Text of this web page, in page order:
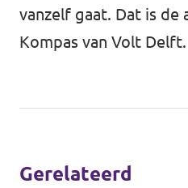
vanzelf gaat. Dat is de
Kompas van Volt Delft.
Gerelateerd